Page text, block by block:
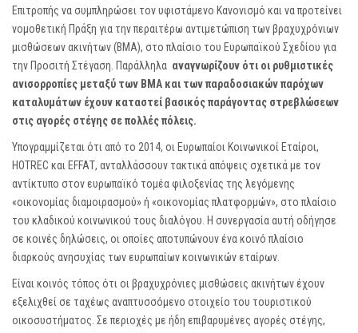
Επιτροπής να συμπληρώσει τον υφιστάμενο Κανονισμό και να προτείνει
νομοθετική Πράξη για την περαιτέρω αντιμετώπιση των βραχυχρόνιων
μισθώσεων ακινήτων (ΒΜΑ), στο πλαίσιο του Ευρωπαϊκού Σχεδίου για
την Προσιτή Στέγαση. Παράλληλα αναγνωρίζουν ότι οι ρυθμιστικές
ανισορροπίες μεταξύ των ΒΜΑ και των παραδοσιακών παρόχων
καταλυμάτων έχουν καταστεί βασικός παράγοντας στρεβλώσεων
στις αγορές στέγης σε πολλές πόλεις.
Υπογραμμίζεται ότι από το 2014, οι Ευρωπαίοι Κοινωνικοί Εταίροι,
HOTREC και EFFAΤ, ανταλλάσσουν τακτικά απόψεις σχετικά με τον
αντίκτυπο στον ευρωπαϊκό τομέα φιλοξενίας της λεγόμενης
«οικονομίας διαμοιρασμού» ή «οικονομίας πλατφορμών», στο πλαίσιο
του κλαδικού κοινωνικού τους διαλόγου. Η συνεργασία αυτή οδήγησε
σε κοινές δηλώσεις, οι οποίες αποτυπώνουν ένα κοινό πλαίσιο
διαρκούς ανησυχίας των ευρωπαίων κοινωνικών εταίρων.
Είναι κοινός τόπος ότι οι βραχυχρόνιες μισθώσεις ακινήτων έχουν
εξελιχθεί σε ταχέως αναπτυσσόμενο στοιχείο του τουριστικού
οικοσυστήματος. Σε περιοχές με ήδη επιβαρυμένες αγορές στέγης,